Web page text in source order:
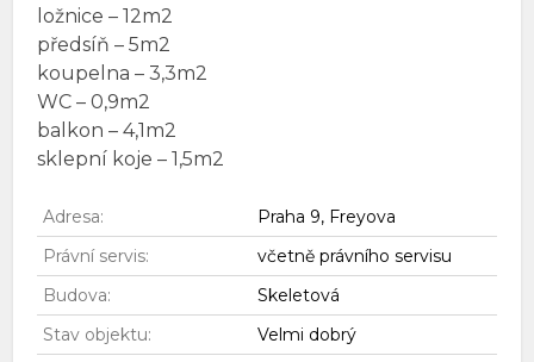
ložnice – 12m2
předsíň – 5m2
koupelna – 3,3m2
WC – 0,9m2
balkon – 4,1m2
sklepní koje – 1,5m2
Adresa:
Praha 9, Freyova
Právní servis:
včetně právního servisu
Budova:
Skeletová
Stav objektu:
Velmi dobrý